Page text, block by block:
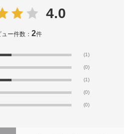
4.0
ュー件数：2件
(1)
(0)
(1)
(0)
(0)